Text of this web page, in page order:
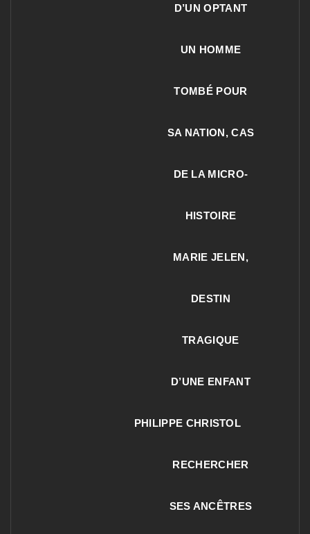
D’UN OPTANT
UN HOMME
TOMBÉ POUR
SA NATION, CAS
DE LA MICRO-
HISTOIRE
MARIE JELEN,
DESTIN
TRAGIQUE
D’UNE ENFANT
PHILIPPE CHRISTOL
RECHERCHER
SES ANCÊTRES